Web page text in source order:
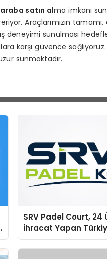
satın alma imkanı
Araçlarımızın
deneyimi sunulması
karşı güvence
sunmaktadır.
SRV Padel Court, 24
İhracat Yapan
Padel Kortu Üretim